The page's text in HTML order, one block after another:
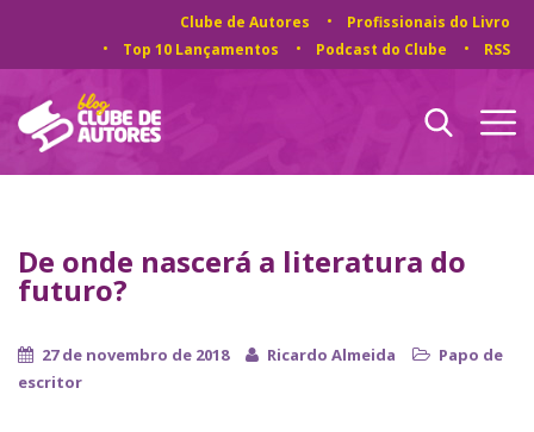
Clube de Autores
Profissionais do Livro
Top 10 Lançamentos
Podcast do Clube RSS
De onde nascerá a literatura do
futuro?
27 de novembro de 2018 Ricardo Almeida
Papo de
escritor